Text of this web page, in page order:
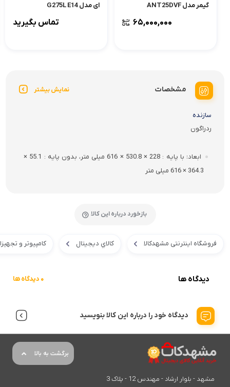
گیمر مدل ANT25DVF
۶۵,۰۰۰,۰۰۰
ای مدل G275L E14
تماس بگیرید
مشخصات نمایش بیشتر
سازنده
ردراگون
ابعاد
با پایه : 228 × 530.8 × 616 میلی متر، بدون پایه : 55.1 ×
364.3 × 616 میلی متر
بازخورد درباره این کالا
فروشگاه اینترنتی مشهدکالا کالاي ديجيتال کامپیوتر و
دیدگاه ها 0 دیدگاه ها
دیدگاه خود را درباره این کالا بنویسید
برگشت به بالا
مشهد - بلوار ارشاد - مهندس 12 - پلاک 3